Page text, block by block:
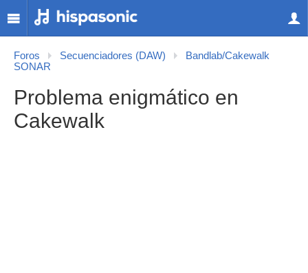
Foros Secuenciadores (DAW)
Bandlab/Cakewalk
SONAR
Problema enigmático en
Cakewalk